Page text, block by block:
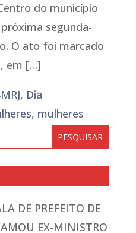
do município
segunda-
O ato foi marcado
em […]
, Dia
, mulheres
DE PREFEITO DE
EX-MINISTRO